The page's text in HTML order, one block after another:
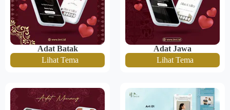
Adat Batak
Lihat Tema
Adat Jawa
Lihat Tema